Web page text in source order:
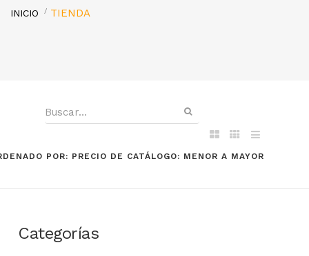
INICIO TIENDA
POR: PRECIO DE CATÁLOGO: MENOR A MAYOR
Categorías